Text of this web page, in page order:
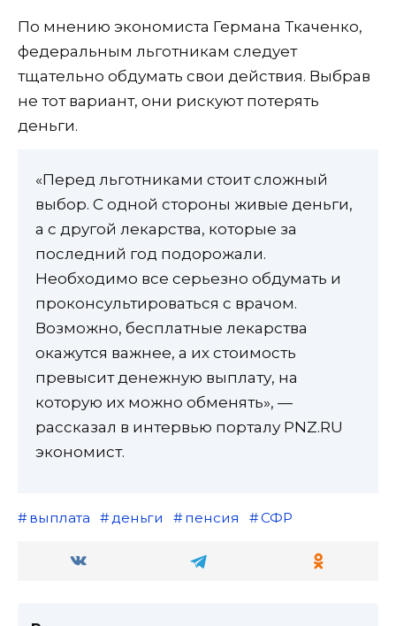
По мнению экономиста Германа Ткаченко,
федеральным льготникам следует
тщательно обдумать свои действия. Выбрав
не тот вариант, они рискуют потерять
деньги.
«Перед льготниками стоит сложный
выбор. С одной стороны живые деньги,
а с другой лекарства, которые за
последний год подорожали.
Необходимо все серьезно обдумать и
проконсультироваться с врачом.
Возможно, бесплатные лекарства
окажутся важнее, а их стоимость
превысит денежную выплату, на
которую их можно обменять», —
рассказал в интервью порталу PNZ.RU
экономист.
выплата деньги пенсия СФР